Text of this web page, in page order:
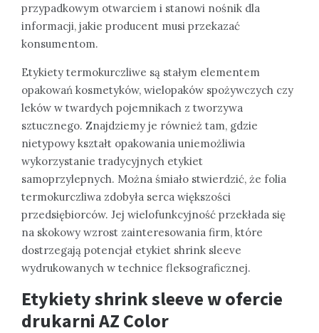
przypadkowym otwarciem i stanowi nośnik dla
informacji, jakie producent musi przekazać
konsumentom.
Etykiety termokurczliwe są stałym elementem
opakowań kosmetyków, wielopaków spożywczych czy
leków w twardych pojemnikach z tworzywa
sztucznego. Znajdziemy je również tam, gdzie
nietypowy kształt opakowania uniemożliwia
wykorzystanie tradycyjnych etykiet
samoprzylepnych. Można śmiało stwierdzić, że folia
termokurczliwa zdobyła serca większości
przedsiębiorców. Jej wielofunkcyjność przekłada się
na skokowy wzrost zainteresowania firm, które
dostrzegają potencjał etykiet shrink sleeve
wydrukowanych w technice fleksograficznej.
Etykiety shrink sleeve w ofercie
drukarni AZ Color